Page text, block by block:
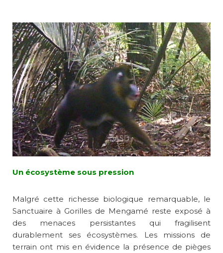
Un écosystème sous pression
Malgré cette richesse biologique remarquable, le
Sanctuaire à Gorilles de Mengamé reste exposé à
des menaces persistantes qui fragilisent
durablement ses écosystèmes. Les missions de
terrain ont mis en évidence la présence de pièges